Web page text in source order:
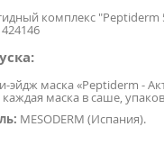
комплекс "Peptiderm
эйдж маска «Peptiderm -
маска в саше,
MESODERM (Испания).